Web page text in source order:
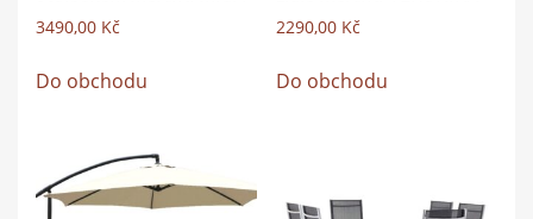
3490,00 Kč
Do obchodu
2290,00 Kč
Do obchodu